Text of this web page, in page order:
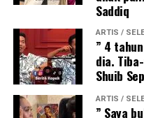
Saddiq
ARTIS /
” 4
dia.
Shuib
ARTIS /
” Saya